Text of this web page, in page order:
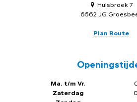
Hulsbroek 7
6562 JG
Plan Route
Ma. t/m Vr.
Zaterdag